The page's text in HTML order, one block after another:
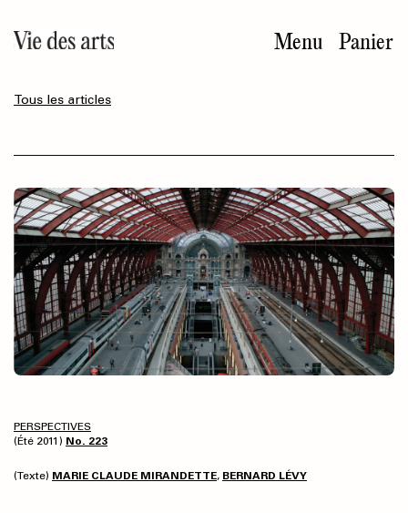
au
contenu
Menu Panier
Tous les articles
PERSPECTIVES
(Été 2011) No. 223
(Texte) MARIE CLAUDE MIRANDETTE, BERNARD LÉVY